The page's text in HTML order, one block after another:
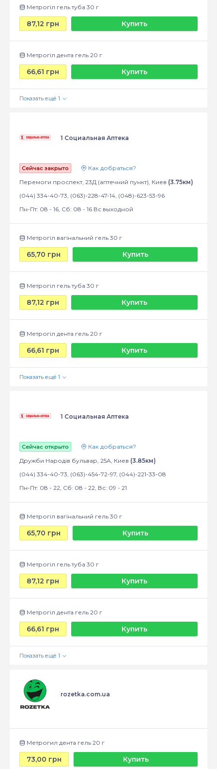
Метрогіл гель туба 30 г
87,12 грн Купить
Метрогіл дента гель 20 г
66,61 грн Купить
1 Социальная Аптека
Сейчас закрыто
Как добраться?
Перемоги проспект, 23Д (аптечний пункт), Киев (3.75км)
(044) 334-40-73, (063)-228-47-14, (048)-623-53-96
Пн-Пт: 08 - 16, Сб: 08 - 16 Вс выходной
Метрогіл вагінальний гель 30 г
65,70 грн Купить
Метрогіл гель туба 30 г
87,12 грн Купить
Метрогіл дента гель 20 г
66,61 грн Купить
1 Социальная Аптека
Сейчас открыто
Как добраться?
Дружби Народів бульвар, 25А, Киев (3.85км)
(044) 334-40-73, (063)-454-72-97, (044)-221-33-08
Пн-Пт: 08 - 22, Сб: 08 - 22, Вс: 09 - 21
Метрогіл вагінальний гель 30 г
65,70 грн Купить
Метрогіл гель туба 30 г
87,12 грн Купить
Метрогіл дента гель 20 г
66,61 грн Купить
rozetka.com.ua
Метрогил дента гель 20 г
73,00 грн Купить